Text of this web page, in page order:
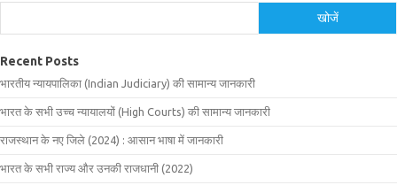
खोजें
Recent Posts
भारतीय न्यायपालिका (Indian Judiciary) की सामान्य जानकारी
भारत के सभी उच्च न्यायालयों (High Courts) की सामान्य जानकारी
राजस्थान के नए जिले (2024) : आसान भाषा में जानकारी
भारत के सभी राज्य और उनकी राजधानी (2022)